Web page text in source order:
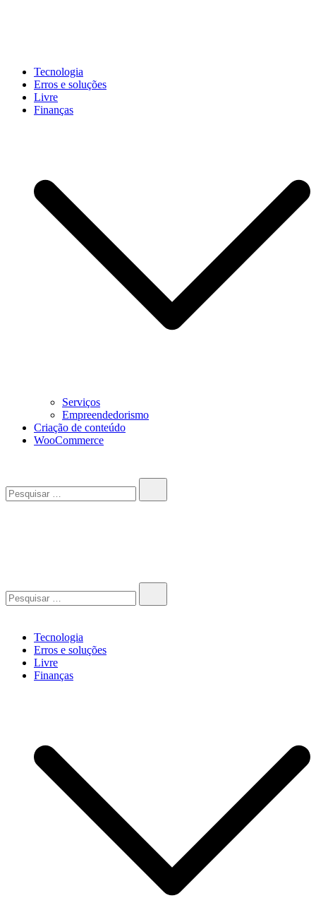
John-Henrique
Distribuindo conteúdo útil
Tecnologia
Erros e soluções
Livre
Finanças
Serviços
Empreendedorismo
Criação de conteúdo
WooCommerce
Tecnologia
Erros e soluções
Livre
Finanças